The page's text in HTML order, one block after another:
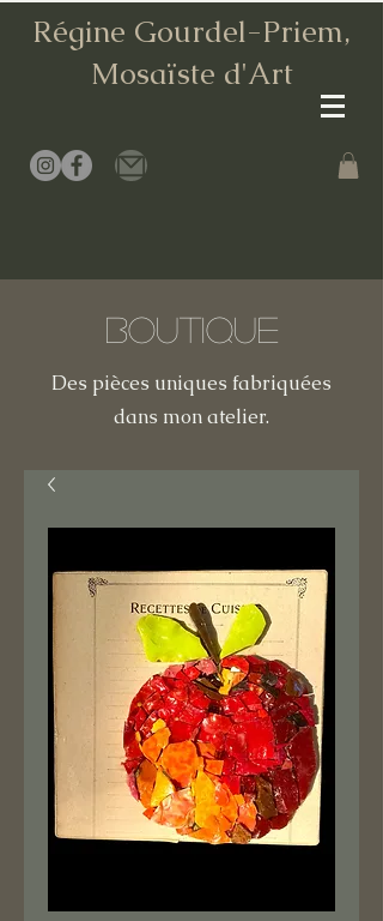
Régine Gourdel-Priem,
Mosaïste d'Art
Boutique
Des pièces uniques fabriquées
dans mon atelier.